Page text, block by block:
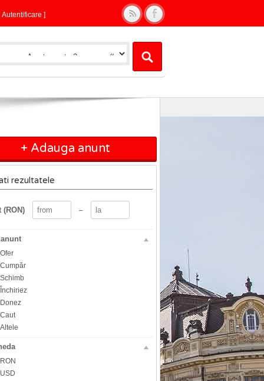
Autentificare ]
+ Adauga anunt
rezultatele
(RON) –
Ofer
Cumpăr
Schimb
Închiriez
Donez
Caut
Altele
RON
USD